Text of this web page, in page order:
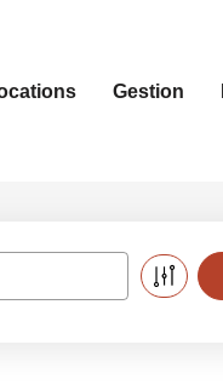
Gestion